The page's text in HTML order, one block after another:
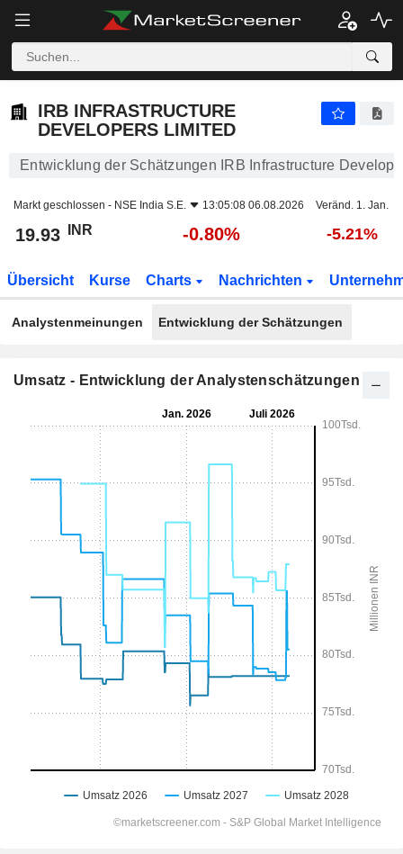
IRB INFRASTRUCTURE
DEVELOPERS LIMITED
Entwicklung der Schätzungen IRB Infrastructure
Markt geschlossen - NSE India S.E. 13:05:08 06.08.2026 Veränd. 1. Jan.
19.93 INR -0.80% -5.21%
Übersicht Kurse Charts Nachrichten
Analystenmeinungen Entwicklung der Schätzungen
Umsatz - Entwicklung der Analystenschätzungen